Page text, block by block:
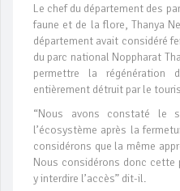
Le chef du département des
faune et de la flore, Thanya
département avait considéré
du parc national Noppharat
permettre la régénération
entièrement détruit par le
“Nous avons constaté le
l’écosystème après la
considérons que la même
Nous considérons donc
y interdire l’accès” dit-il.